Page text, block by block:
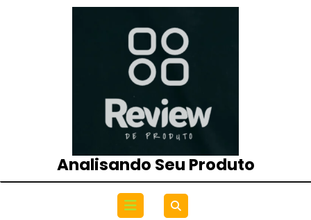
Analisando Seu Produto
Open
Menu